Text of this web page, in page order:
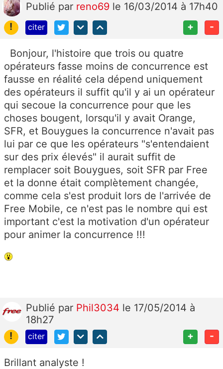
Publié par reno69 le 16/03/2014 à 17h40
!
citer + -
Bonjour, l'histoire que trois ou quatre
opérateurs fasse moins de concurrence est
fausse en réalité cela dépend uniquement
des opérateurs il suffit qu'il y ai un opérateur
qui secoue la concurrence pour que les
choses bougent, lorsqu'il y avait Orange,
SFR, et Bouygues la concurrence n'avait pas
lui par ce que les opérateurs "s'entendaient
sur des prix élevés" il aurait suffit de
remplacer soit Bouygues, soit SFR par Free
et la donne était complètement changée,
comme cela s'est produit lors de l'arrivée de
Free Mobile, ce n'est pas le nombre qui est
important c'est la motivation d'un opérateur
pour animer la concurrence !!!
Publié par Phil3034 le 17/05/2014 à
18h27
!
citer + -
Brillant analyste !